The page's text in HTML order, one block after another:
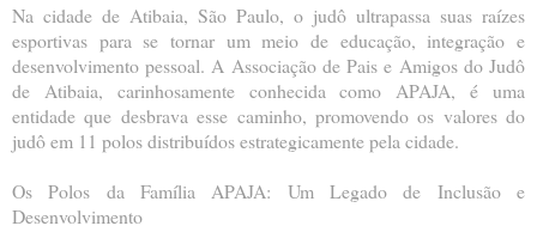
Na cidade de Atibaia, São Paulo, o judô ultrapassa suas raízes
esportivas para se tornar um meio de educação, integração e
desenvolvimento pessoal. A Associação de Pais e Amigos do Judô
de Atibaia, carinhosamente conhecida como APAJA, é uma
entidade que desbrava esse caminho, promovendo os valores do
judô em 11 polos distribuídos estrategicamente pela cidade.
Os Polos da Família APAJA: Um Legado de Inclusão e
Desenvolvimento